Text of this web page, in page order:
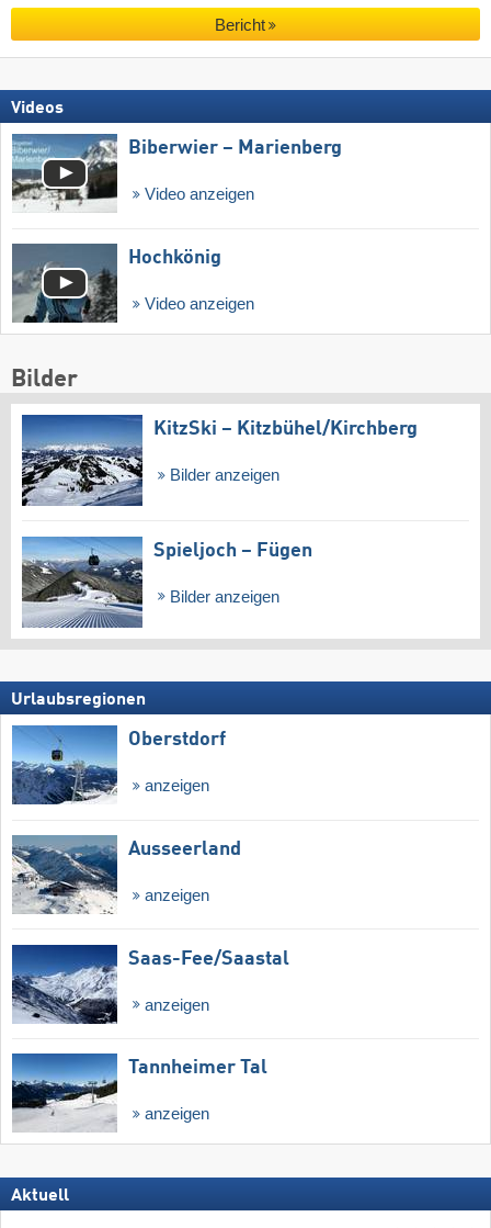
Bericht
Videos
Biberwier – Marienberg
Video anzeigen
Hochkönig
Video anzeigen
Bilder
KitzSki – Kitzbühel/​Kirchberg
Bilder anzeigen
Spieljoch – Fügen
Bilder anzeigen
Urlaubsregionen
Oberstdorf
anzeigen
Ausseerland
anzeigen
Saas-Fee/​Saastal
anzeigen
Tannheimer Tal
anzeigen
Aktuell